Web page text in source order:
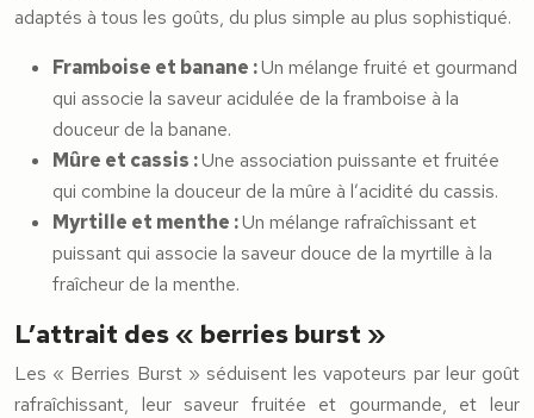
adaptés à tous les goûts, du plus simple au plus sophistiqué.
Framboise et banane :Un mélange fruité et gourmand
qui associe la saveur acidulée de la framboise à la
douceur de la banane.
Mûre et cassis :Une association puissante et fruitée
qui combine la douceur de la mûre à l’acidité du cassis.
Myrtille et menthe :Un mélange rafraîchissant et
puissant qui associe la saveur douce de la myrtille à la
fraîcheur de la menthe.
L’attrait des « berries burst »
Les « Berries Burst » séduisent les vapoteurs par leur goût
rafraîchissant, leur saveur fruitée et gourmande, et leur